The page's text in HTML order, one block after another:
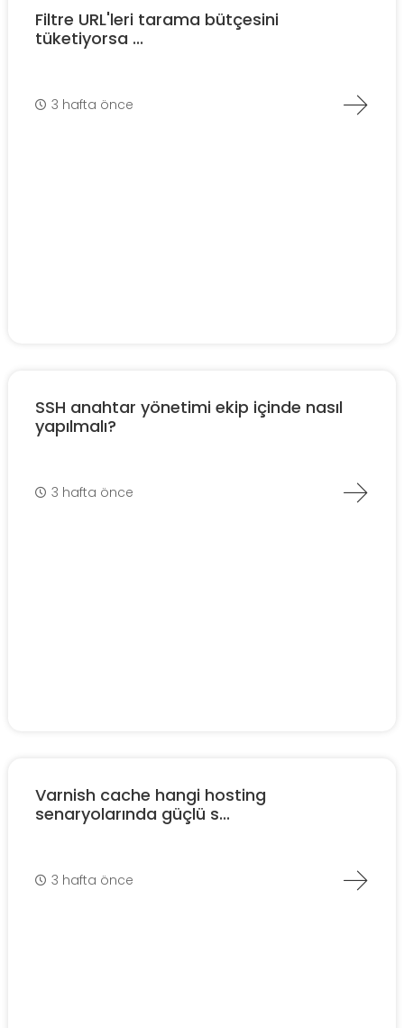
Filtre URL'leri tarama bütçesini
tüketiyorsa ...
3 hafta önce
SSH anahtar yönetimi ekip içinde nasıl
yapılmalı?
3 hafta önce
Varnish cache hangi hosting
senaryolarında güçlü s...
3 hafta önce